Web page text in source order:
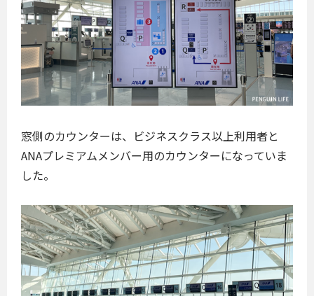
窓側のカウンターは、ビジネスクラス以上利用者と
ANAプレミアムメンバー用のカウンターになっていま
した。